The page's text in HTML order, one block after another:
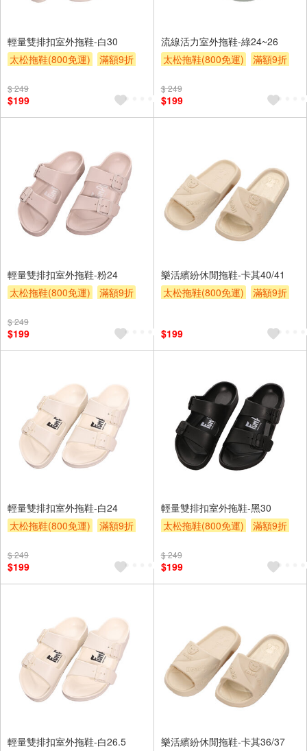
輕量雙排扣室外拖鞋-白30
太松拖鞋(800免運)
滿額9折
$ 249
$199
流線活力室外拖鞋-綠24~26
太松拖鞋(800免運)
滿額9折
$ 249
$199
輕量雙排扣室外拖鞋-粉24
太松拖鞋(800免運)
滿額9折
$ 249
$199
樂活繽紛休閒拖鞋-卡其40/41
太松拖鞋(800免運)
滿額9折
$199
輕量雙排扣室外拖鞋-白24
太松拖鞋(800免運)
滿額9折
$ 249
$199
輕量雙排扣室外拖鞋-黑30
太松拖鞋(800免運)
滿額9折
$ 249
$199
輕量雙排扣室外拖鞋-白26.5
樂活繽紛休閒拖鞋-卡其36/37